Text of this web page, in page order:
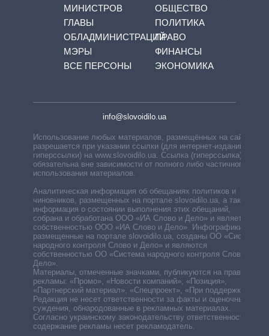
МИНИСТРОВ
ГЛАВЫ
ОБЛАДМИНИСТРАЦИЙ
МЭРЫ
ВСЕ ПЕРСОНЫ
ОБЩЕСТВО
ПОЛИТИКА
ПРАВО
ФИНАНСЫ
ЭКОНОМИКА
info@slovoidilo.ua
Использование любых материалов, размещённых на сайте,
разрешается при указании ссылки (для интернет-изданий —
гиперссылки) на www.slovoidilo.ua. Ссылка (гиперссылка)
обязательна вне зависимости от полного либо частичного
использования материалов.
Аналитическая информация об обещаниях политиков и
чиновников, размещенных на портале slovoidilo.ua, а также
информация о состоянии выполнения этих обещаний,
собрана и обработана ООО «ИА Слово и Дело» и является
собственностью ООО «ИА Слово и Дело». Инфографики,
размещенные на портале slovoidilo.ua, созданы ОО «Система
народного контроля Слово и Дело» и являются
собственностью ОО «Система народного контроля Слово и
Дело».
Материалы, отмеченные значками, публикуются на правах
рекламы: «Промо», «Новости компаний», «Позиция»,
«Партнерский материал», «Спецпроект», «При поддержке».
Редакция не несет ответственности за факты и оценочные
суждения, обнародованные в рекламных материалах.
Согласно украинскому законодательству ответственность за
содержание рекламы несет рекламодатель.